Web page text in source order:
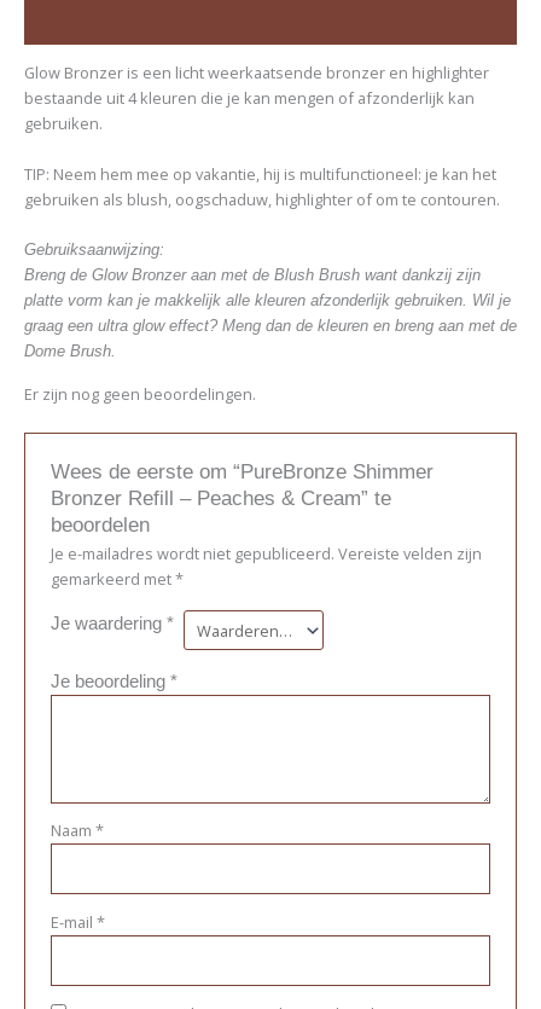
Glow Bronzer is een licht weerkaatsende bronzer en highlighter
bestaande uit 4 kleuren die je kan mengen of afzonderlijk kan
gebruiken.
TIP: Neem hem mee op vakantie, hij is multifunctioneel: je kan het
gebruiken als blush, oogschaduw, highlighter of om te contouren.
Gebruiksaanwijzing:
Breng de Glow Bronzer aan met de Blush Brush want dankzij zijn
platte vorm kan je makkelijk alle kleuren afzonderlijk gebruiken. Wil je
graag een ultra glow effect? Meng dan de kleuren en breng aan met de
Dome Brush.
Er zijn nog geen beoordelingen.
Wees de eerste om “PureBronze Shimmer
Bronzer Refill – Peaches & Cream” te
beoordelen
Je e-mailadres wordt niet gepubliceerd. Vereiste velden zijn
gemarkeerd met*
Je waardering *
Je beoordeling *
Naam *
E-mail *